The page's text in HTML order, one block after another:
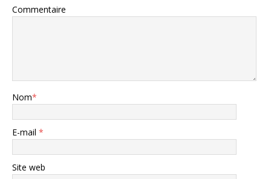
Commentaire
Nom*
E-mail *
Site web